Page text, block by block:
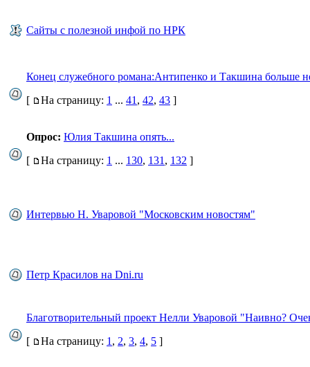
Сайты с полезной инфой по НРК
Конец служебного романа:Антипенко и Такшина больше
[
На страницу: 1 ... 41 , 42, 43 ]
Опрос: Юлия Такшина опять...
[
На страницу: 1 ... 130, 131 , 132 ]
Интервью Н. Уваровой "Московским новостям"
Петр Красилов на Dni.ru
Благотворительный проект Нелли Уваровой "Наивно?
[
На страницу: 1 , 2, 3, 4, 5 ]